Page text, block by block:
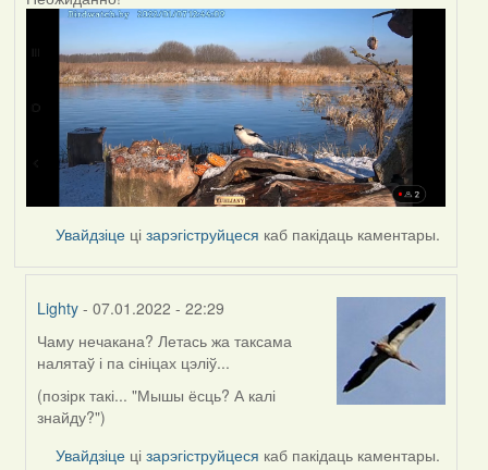
Увайдзіце цізарэгіструйцеся каб пакідаць каментары.
Lighty - 07.01.2022 - 22:29
In
reply
to
by
Чаму нечакана? Летась жа таксама
налятаў і па сініцах цэліў...
(позірк такі... "Мышы ёсць? А калі
знайду?")
Увайдзіце цізарэгіструйцеся каб пакідаць каментары.